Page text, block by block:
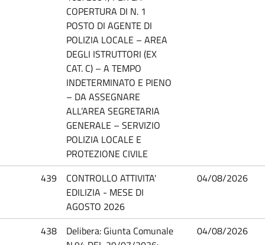
COPERTURA DI N. 1
POSTO DI AGENTE DI
POLIZIA LOCALE – AREA
DEGLI ISTRUTTORI (EX
CAT. C) – A TEMPO
INDETERMINATO E PIENO
– DA ASSEGNARE
ALL’AREA SEGRETARIA
GENERALE – SERVIZIO
POLIZIA LOCALE E
PROTEZIONE CIVILE
439
CONTROLLO ATTIVITA'
EDILIZIA - MESE DI
AGOSTO 2026
04/08/2026
438
Delibera: Giunta Comunale
04/08/2026